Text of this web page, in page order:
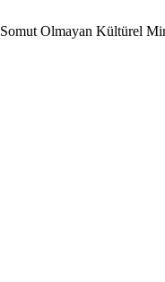
Olmayan Kültürel